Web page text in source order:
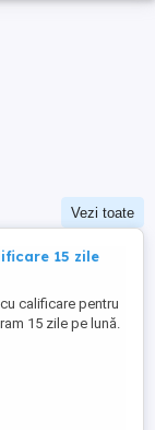
Vezi toate
15 zile
calificare pentru
15 zile pe lună.
prima lună)
vă rugăm să ne